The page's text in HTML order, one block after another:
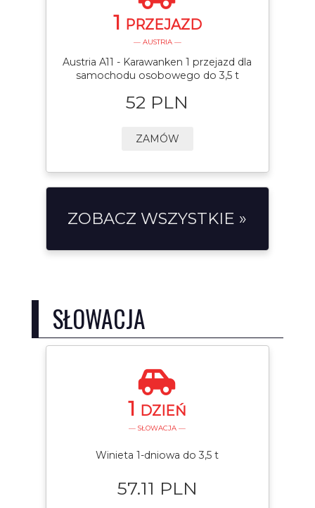
1 PRZEJAZD
— AUSTRIA —
Austria A11 - Karawanken 1 przejazd dla
samochodu osobowego do 3,5 t
52 PLN
ZAMÓW
ZOBACZ WSZYSTKIE »
SŁOWACJA
1 DZIEŃ
— SŁOWACJA —
Winieta 1-dniowa do 3,5 t
57.11 PLN